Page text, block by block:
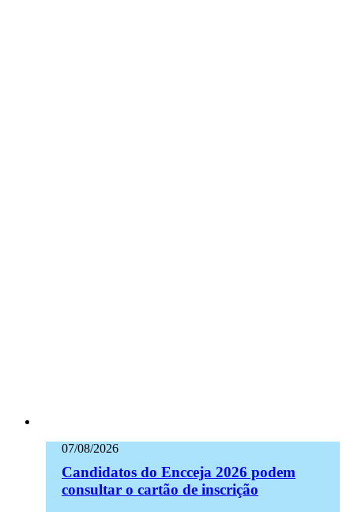
07/08/2026
Candidatos do Encceja 2026 podem
consultar o cartão de inscrição